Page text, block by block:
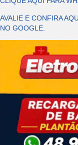
AVALIE E CONFIRA
NO GOOGLE.